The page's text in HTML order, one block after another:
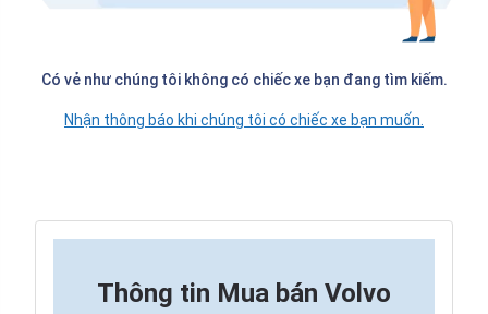
Có vẻ như chúng tôi không có chiếc xe bạn đang tìm kiếm.
Nhận thông báo khi chúng tôi có chiếc xe bạn muốn.
Thông tin Mua bán Volvo